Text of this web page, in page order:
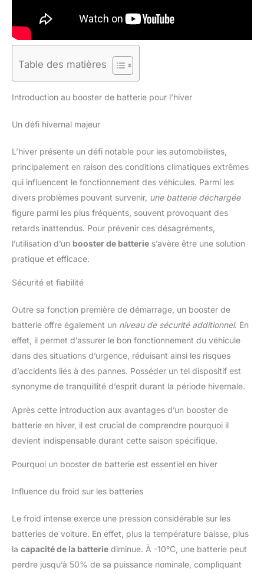
Table des matières
Introduction au booster de batterie pour l’hiver
Un défi hivernal majeur
L’hiver présente un défi notable pour les automobilistes,
principalement en raison des conditions climatiques extrêmes
qui influencent le fonctionnement des véhicules. Parmi les
divers problèmes pouvant survenir, une batterie déchargée
figure parmi les plus fréquents, souvent provoquant des
retards inattendus. Pour prévenir ces désagréments,
l’utilisation d’un booster de batterie s’avère être une solution
pratique et efficace.
Sécurité et fiabilité
Outre sa fonction première de démarrage, un booster de
batterie offre également un niveau de sécurité additionnel. En
effet, il permet d’assurer le bon fonctionnement du véhicule
dans des situations d’urgence, réduisant ainsi les risques
d’accidents liés à des pannes. Posséder un tel dispositif est
synonyme de tranquillité d’esprit durant la période hivernale.
Après cette introduction aux avantages d’un booster de
batterie en hiver, il est crucial de comprendre pourquoi il
devient indispensable durant cette saison spécifique.
Pourquoi un booster de batterie est essentiel en hiver
Influence du froid sur les batteries
Le froid intense exerce une pression considérable sur les
batteries de voiture. En effet, plus la température baisse, plus
la capacité de la batterie diminue. À -10°C, une batterie peut
perdre jusqu’à 50% de sa puissance nominale, compliquant